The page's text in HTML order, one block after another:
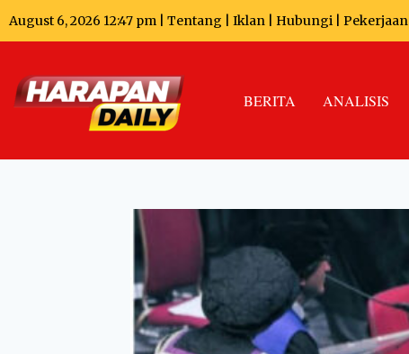
August 6, 2026 12:47 pm | Tentang Iklan Hubungi Pekerjaan
BERITA ANALISIS